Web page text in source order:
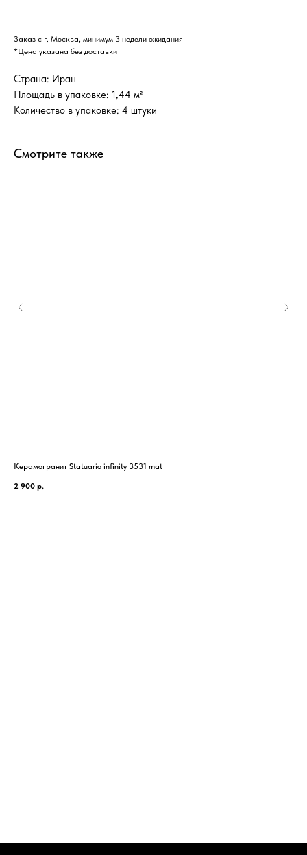
Заказ с г. Москва, минимум 3 недели ожидания
*Цена указана без доставки
Страна: Иран
Площадь в упаковке: 1,44 м²
Количество в упаковке: 4 штуки
Смотрите также
Керамогранит Statuario infinity 3531 mat
2 900 р.